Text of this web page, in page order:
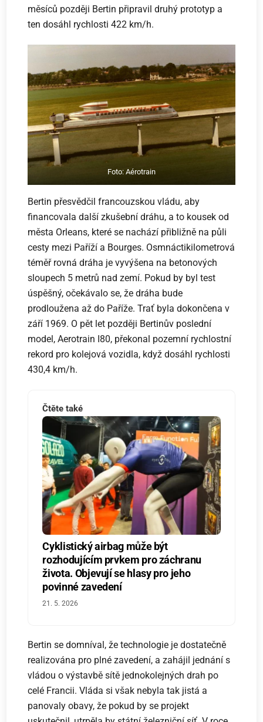
měsíců později Bertin připravil druhý prototyp a
ten dosáhl rychlosti 422 km/h.
Foto: Aérotrain
Bertin přesvědčil francouzskou vládu, aby
financovala další zkušební dráhu, a to kousek od
města Orleans, které se nachází přibližně na půli
cesty mezi Paříží a Bourges. Osmnáctikilometrová
téměř rovná dráha je vyvýšena na betonových
sloupech 5 metrů nad zemí. Pokud by byl test
úspěšný, očekávalo se, že dráha bude
prodloužena až do Paříže. Trať byla dokončena v
září 1969. O pět let později Bertinův poslední
model, Aerotrain I80, překonal pozemní rychlostní
rekord pro kolejová vozidla, když dosáhl rychlosti
430,4 km/h.
Čtěte také
Cyklistický airbag může být
rozhodujícím prvkem pro záchranu
života. Objevují se hlasy pro jeho
povinné zavedení
21. 5. 2026
Bertin se domníval, že technologie je dostatečně
realizována pro plné zavedení, a zahájil jednání s
vládou o výstavbě sítě jednokolejných drah po
celé Francii. Vláda si však nebyla tak jistá a
panovaly obavy, že pokud by se projekt